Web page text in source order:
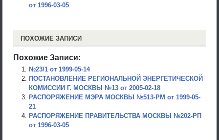
от 1996-03-05
ПОХОЖИЕ ЗАПИСИ
Похожие Записи:
№23/1 от 1999-05-14
ПОСТАНОВЛЕНИЕ РЕГИОНАЛЬНОЙ ЭНЕРГЕТИЧЕСКОЙ
КОМИССИИ Г. МОСКВЫ №13 от 2005-02-18
РАСПОРЯЖЕНИЕ МЭРА МОСКВЫ №513-РМ от 1999-05-
21
РАСПОРЯЖЕНИЕ ПРАВИТЕЛЬСТВА МОСКВЫ №202-РП
от 1996-03-05